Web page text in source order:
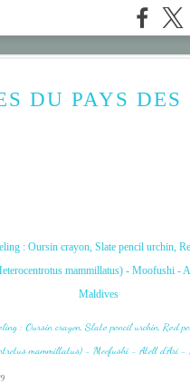
DU PAYS DES
: Oursin crayon, Slate pencil urchin,
mammillatus) - Moofushi -
Maldives